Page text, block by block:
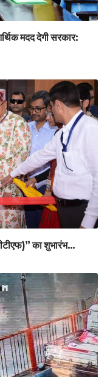
मदद देगी सरकार:
का शुभारंभ…